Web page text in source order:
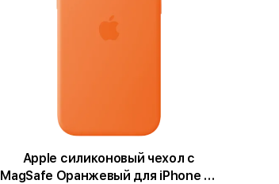
Apple силиконовый чехол с
MagSafe Оранжевый для iPhone 17